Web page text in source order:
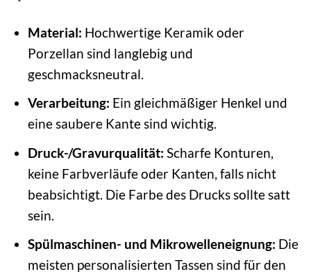
Material: Hochwertige Keramik oder
Porzellan sind langlebig und
geschmacksneutral.
Verarbeitung: Ein gleichmäßiger Henkel und
eine saubere Kante sind wichtig.
Druck-/Gravurqualität: Scharfe Konturen,
keine Farbverläufe oder Kanten, falls nicht
beabsichtigt. Die Farbe des Drucks sollte satt
sein.
Spülmaschinen- und Mikrowelleneignung: Die
meisten personalisierten Tassen sind für den